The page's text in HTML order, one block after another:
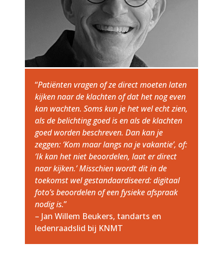
“Patiënten vragen of ze direct moeten laten
kijken naar de klachten of dat het nog even
kan wachten. Soms kun je het wel echt zien,
als de belichting goed is en als de klachten
goed worden beschreven. Dan kan je
zeggen: ‘Kom maar langs na je vakantie’, of:
‘Ik kan het niet beoordelen, laat er direct
naar kijken.’ Misschien wordt dit in de
toekomst wel gestandaardiseerd: digitaal
foto’s beoordelen of een fysieke afspraak
nodig is.”
– Jan Willem Beukers, tandarts en
ledenraadslid bij KNMT